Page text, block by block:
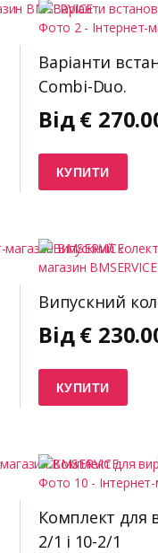
Варіанти
Combi-Duo.
Від€
КУПИТИ
Випускний
Від€
КУПИТИ
Комплект для
2/1 і 10-2/1